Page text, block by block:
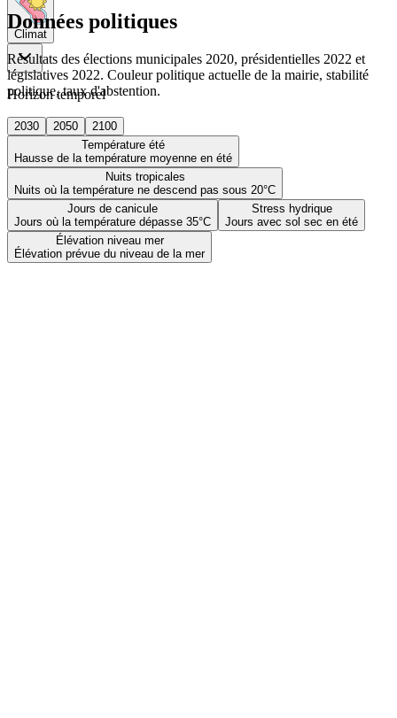
Climat
Horizon temporel
2030 2050
2100
Température été
Hausse de la température moyenne en été
Nuits tropicales
Nuits où la température ne descend pas sous 20°C
Jours de canicule
Jours où la température dépasse 35°C
Stress hydrique
Jours avec sol sec en été
Élévation niveau mer
Élévation prévue du niveau de la mer
Données politiques
Résultats des élections municipales 2020, présidentielles 2022 et
législatives 2022. Couleur politique actuelle de la mairie, stabilité
politique, taux d'abstention.